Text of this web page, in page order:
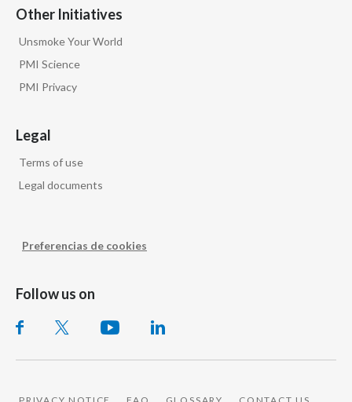
Other Initiatives
Unsmoke Your World
PMI Science
PMI Privacy
Legal
Terms of use
Legal documents
Preferencias de cookies
Follow us on